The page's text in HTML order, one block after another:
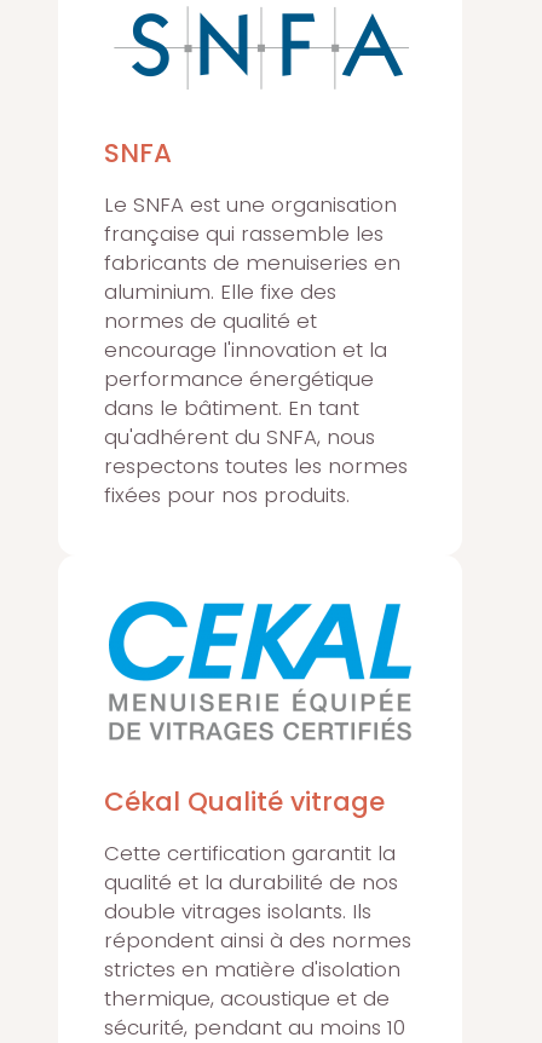
SNFA
Le SNFA est une organisation
française qui rassemble les
fabricants de menuiseries en
aluminium. Elle fixe des
normes de qualité et
encourage l'innovation et la
performance énergétique
dans le bâtiment. En tant
qu'adhérent du SNFA, nous
respectons toutes les normes
fixées pour nos produits.
Cékal Qualité vitrage
Cette certification garantit la
qualité et la durabilité de nos
double vitrages isolants. Ils
répondent ainsi à des normes
strictes en matière d'isolation
thermique, acoustique et de
sécurité, pendant au moins 10